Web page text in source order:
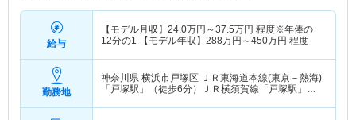
給与
【モデル月収】 24.0万円～37.5万円 程度※年俸の
12分の1 【モデル年収】 288万円～450万円 程度
勤務地
神奈川県 横浜市戸塚区 ＪＲ東海道本線(東京－熱海)
「戸塚駅」（徒歩6分）ＪＲ横須賀線「戸塚駅」